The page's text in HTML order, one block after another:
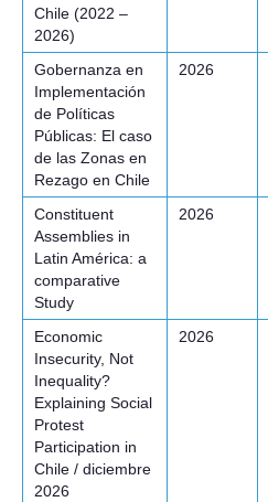
Chile (2022 –
2026)
Gobernanza en
Implementación
de Políticas
Públicas: El caso
de las Zonas en
Rezago en Chile
2026
Constituent
Assemblies in
Latin América: a
comparative
Study
2026
Economic
Insecurity, Not
Inequality?
Explaining Social
Protest
Participation in
Chile / diciembre
2026
2026